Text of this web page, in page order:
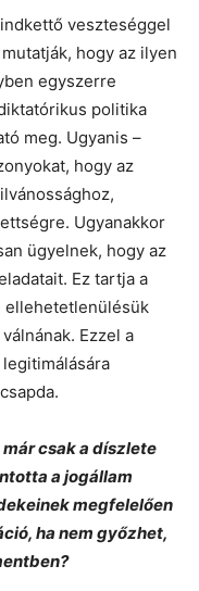
veszteséggel
hogy az ilyen
egyszerre
politika
meg. Ugyanis –
hogy az
Ugyanakkor
ügyelnek, hogy az
Ez tartja a
ellehetetlenülésük
Ezzel a
csak a díszlete
a jogállam
megfelelően
ha nem győzhet,